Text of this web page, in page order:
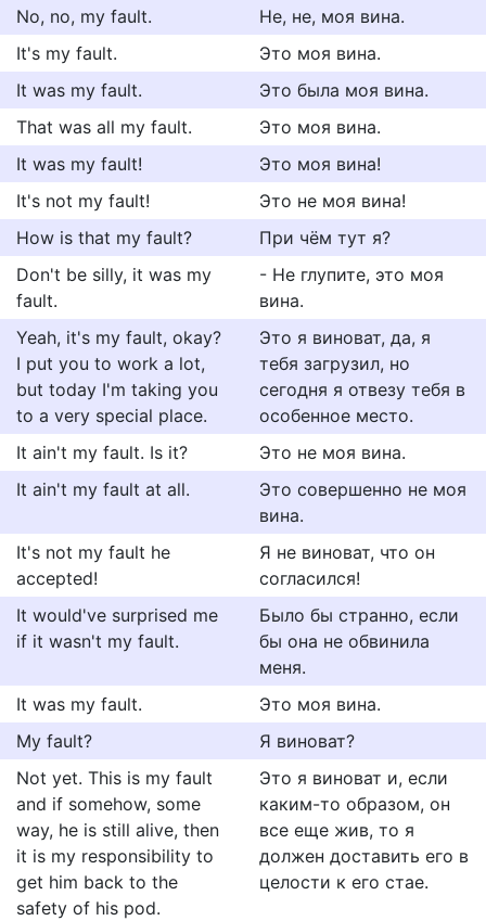
No, no, my fault.
Не, не, моя вина.
It's my fault.
Это моя вина.
It was my fault.
Это была моя вина.
That was all my fault.
Это моя вина.
It was my fault!
Это моя вина!
It's not my fault!
Это не моя вина!
How is that my fault?
При чём тут я?
Don't be silly, it was my
fault.
- Не глупите, это моя
вина.
Yeah, it's my fault, okay?
I put you to work a lot,
but today I'm taking you
to a very special place.
Это я виноват, да, я
тебя загрузил, но
сегодня я отвезу тебя в
особенное место.
It ain't my fault. Is it?
Это не моя вина.
It ain't my fault at all.
Это совершенно не моя
вина.
It's not my fault he
accepted!
Я не виноват, что он
согласился!
It would've surprised me
if it wasn't my fault.
Было бы странно, если
бы она не обвинила
меня.
It was my fault.
Это моя вина.
My fault?
Я виноват?
Not yet. This is my fault
and if somehow, some
way, he is still alive, then
it is my responsibility to
get him back to the
safety of his pod.
Это я виноват и, если
каким-то образом, он
все еще жив, то я
должен доставить его в
целости к его стае.